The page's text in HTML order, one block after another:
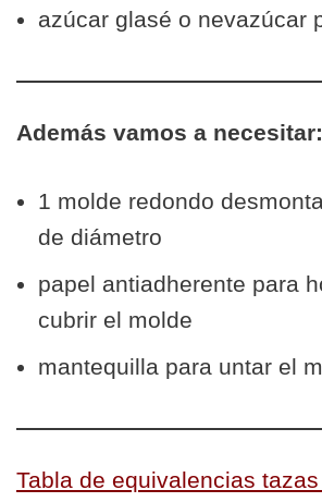
azúcar glasé o nevazúcar
Además vamos a necesitar:
1 molde redondo
de diámetro
papel antiadherente para
cubrir el molde
mantequilla para untar el
Tabla de equivalencias